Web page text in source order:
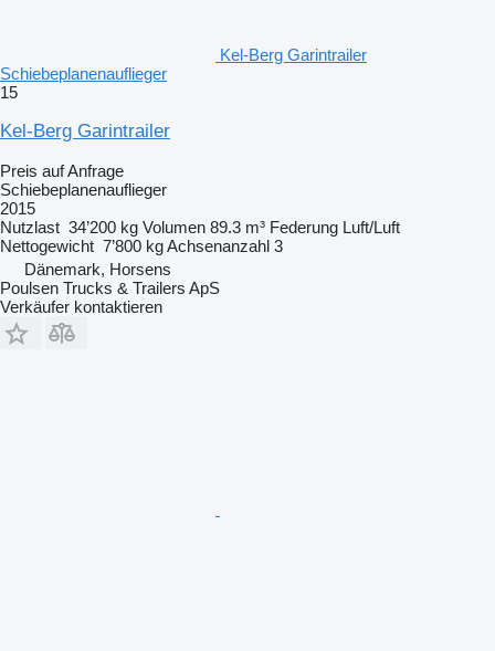
Kel-Berg Garintrailer
Schiebeplanenauflieger
15
Kel-Berg Garintrailer
Preis auf Anfrage
Schiebeplanenauflieger
2015
Nutzlast 34’200 kg Volumen 89.3 m³ Federung Luft/Luft
Nettogewicht 7’800 kgAchsenanzahl 3
Dänemark, Horsens
Poulsen Trucks & Trailers ApS
Verkäufer kontaktieren